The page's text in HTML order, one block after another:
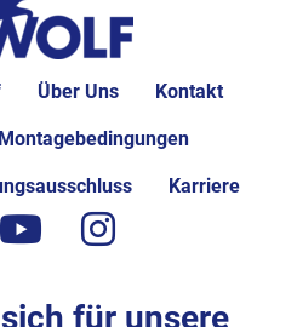
Über Uns Kontakt
Montagebedingungen
Karriere
youtubeinstagram
für unsere